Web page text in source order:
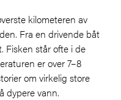
kilometeren av
Fra en drivende båt
Fisken står ofte i de
er over 7–8
om virkelig store
dypere vann.